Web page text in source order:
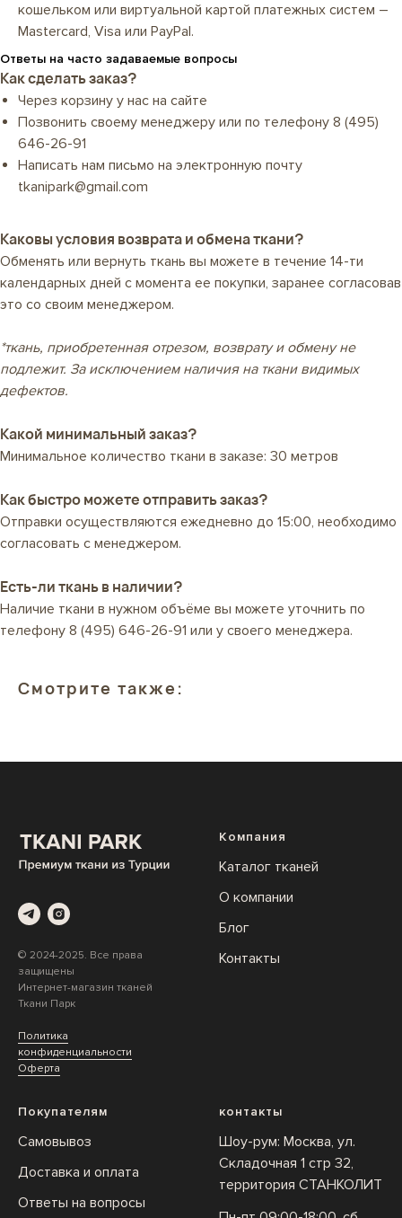
кошельком или виртуальной картой платежных систем –
Mastercard, Visa или PayPal.
Ответы на часто задаваемые вопросы
Как сделать заказ?
Через корзину у нас на сайте
Позвонить своему менеджеру или по телефону 8 (495)
646-26-91
Написать нам письмо на электронную почту
tkanipark@gmail.com
Каковы условия возврата и обмена ткани?
Обменять или вернуть ткань вы можете в течение 14-ти
календарных дней с момента ее покупки, заранее согласовав
это со своим менеджером.
*ткань, приобретенная отрезом, возврату и обмену не
подлежит. За исключением наличия на ткани видимых
дефектов.
Какой минимальный заказ?
Минимальное количество ткани в заказе: 30 метров
Как быстро можете отправить заказ?
Отправки осуществляются ежедневно до 15:00, необходимо
согласовать с менеджером.
Есть-ли ткань в наличии?
Наличие ткани в нужном объёме вы можете уточнить по
телефону 8 (495) 646-26-91 или у своего менеджера.
Смотрите также:
© 2024-2025. Все права
защищены
Интернет-магазин тканей
Ткани Парк
Политика
конфиденциальности
Оферта
Компания
Каталог тканей
О компании
Блог
Контакты
Покупателям
Самовывоз
Доставка и оплата
Ответы на вопросы
контакты
Шоу-рум: Москва, ул.
Складочная 1 стр 32,
территория СТАНКОЛИТ